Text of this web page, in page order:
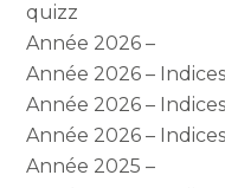
quizz
Année 2026 –
Année 2026 –
Année 2026 –
Année 2026 –
Année 2025 –